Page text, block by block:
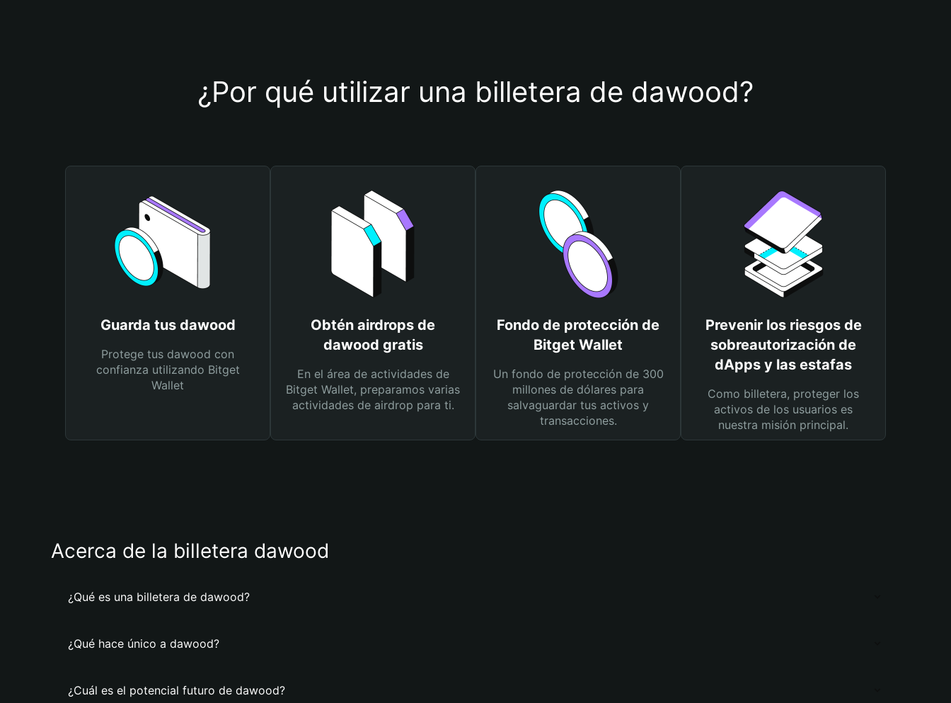
¿Por qué utilizar una billetera de dawood?
Guarda tus dawood
Protege tus dawood con
confianza utilizando Bitget
Wallet
Obtén airdrops de
dawood gratis
En el área de actividades de
Bitget Wallet, preparamos varias
actividades de airdrop para ti.
Fondo de protección de
Bitget Wallet
Un fondo de protección de 300
millones de dólares para
salvaguardar tus activos y
transacciones.
Prevenir los riesgos de
sobreautorización de
dApps y las estafas
Como billetera, proteger los
activos de los usuarios es
nuestra misión principal.
Acerca de la billetera dawood
¿Qué es una billetera de dawood?
¿Qué hace único a dawood?
¿Cuál es el potencial futuro de dawood?